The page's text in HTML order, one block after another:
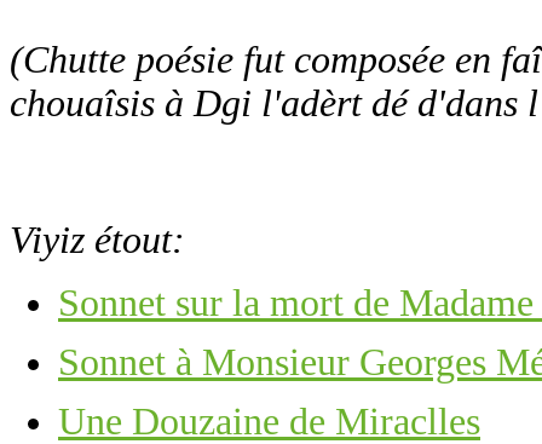
(Chutte poésie fut composée en
chouaîsis à Dgi l'adèrt dé d'dans
Viyiz étout:
Sonnet sur la mort de
Sonnet à Monsieur Georges
Une Douzaine de Miraclles